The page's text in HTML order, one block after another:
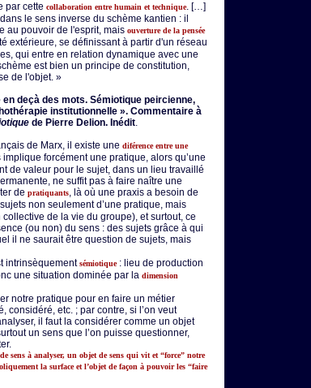
par cette collaboration entre humain et technique. […]
le sens inverse du schème kantien : il
au pouvoir de l'esprit, mais ouverture de la pensée
extérieure, se définissant à partir d'un réseau
qui entre en relation dynamique avec une
est bien un principe de constitution,
de l'objet. »
deçà des mots. Sémiotique peircienne,
institutionnelle ». Commentaire à
de Pierre Delion. Inédit.
de Marx, il existe une diférence entre une
implique forcément une pratique, alors qu’une
de valeur pour le sujet, dans un lieu travaillé
ne suffit pas à faire naître une
de pratiquants, là où une praxis a besoin de
non seulement d’une pratique, mais
de la vie du groupe), et surtout, ce
(ou non) du sens : des sujets grâce à qui
il ne saurait être question de sujets, mais
intrinsèquementsémiotique: lieu de production
une situation dominée par la dimension
notre pratique pour en faire un métier
considéré, etc. ; par contre, si l’on veut
il faut la considérer comme un objet
un sens que l’on puisse questionner,
sens à analyser, un objet de sens qui vit et “force” notre
la surface et l’objet de façon à pouvoir les “faire